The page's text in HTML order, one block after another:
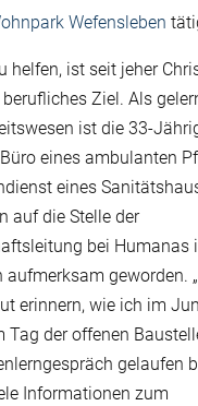
Wefensleben
helfen, ist seit jeher
berufliches Ziel. Als
ist die 33-
eines ambulanten
eines
auf die Stelle der
bei Humanas
aufmerksam geworden.
erinnern, wie ich im
Tag der offenen
gelaufen
Informationen zum